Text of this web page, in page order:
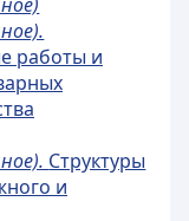
работы и
Структуры
и